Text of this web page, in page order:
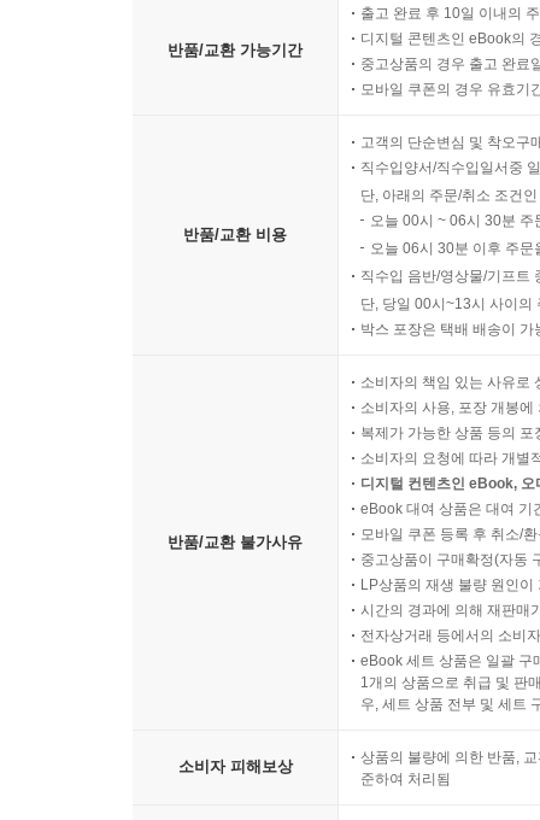
반품/교환 가능기간
출고 완료 후 10일 이내의
디지털 콘텐츠인 eBook의
중고상품의 경우 출고 완료
모바일 쿠폰의 경우 유효기
반품/교환 비용
고객의 단순변심 및 착오구
직수입양서/직수입일서중
단, 아래의 주문/취소 조건
오늘 00시 ~ 06시 30분
오늘 06시 30분 이후 주
직수입 음반/영상물/기프트
단, 당일 00시~13시 사이의
박스 포장은 택배 배송이
반품/교환 불가사유
소비자의 책임 있는 사유로
소비자의 사용, 포장 개봉
복제가 가능한 상품 등의
소비자의 요청에 따라 개별
디지털 컨텐츠인 eBook,
eBook 대여 상품은 대여 기
모바일 쿠폰 등록 후 취소/
중고상품이 구매확정(자동
LP상품의 재생 불량 원인
시간의 경과에 의해 재판매
전자상거래 등에서의 소비
eBook 세트 상품은 일괄 구
1개의 상품으로 취급 및 판
우, 세트 상품 전부 및 세트
소비자 피해보상
상품의 불량에 의한 반품,
준하여 처리됨